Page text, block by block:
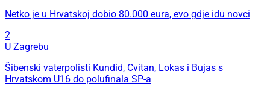
Netko je u Hrvatskoj dobio 80.000 eura, evo gdje idu novci
2
U Zagrebu
Šibenski vaterpolisti Kundid, Cvitan, Lokas i Bujas s
Hrvatskom U16 do polufinala SP-a